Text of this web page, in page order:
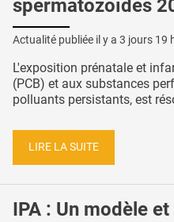
spermatozoïdes
Actualité publiée il y a 3 jours 19
L'exposition prénatale et
(PCB) et aux substances
polluants persistants, est
LIRE LA SUITE
IPA : Un modèle